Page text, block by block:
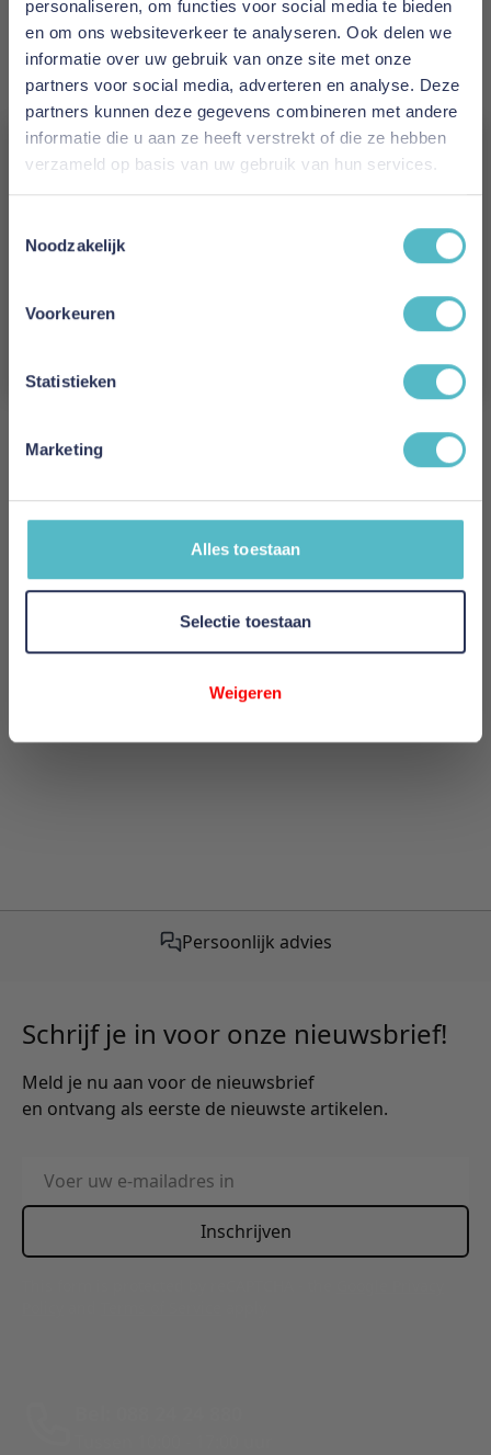
personaliseren, om functies voor social media te bieden
en om ons websiteverkeer te analyseren. Ook delen we
informatie over uw gebruik van onze site met onze
partners voor social media, adverteren en analyse. Deze
partners kunnen deze gegevens combineren met andere
informatie die u aan ze heeft verstrekt of die ze hebben
verzameld op basis van uw gebruik van hun services.
Noodzakelijk
Voorkeuren
Statistieken
Marketing
Alles toestaan
Selectie toestaan
Weigeren
Materiaal
55% zijde / 45% katoen
Kleur
Taupe
Schrijf uw eigen review
Convenience Taupe
Samenvatting
Review
Review versturen
Terms of Service
Persoonlijk advies
Schrijf je in voor onze nieuwsbrief!
Meld je nu aan voor de nieuwsbrief
en ontvang als eerste de nieuwste artikelen.
E-mailadres
Inschrijven
E-mail